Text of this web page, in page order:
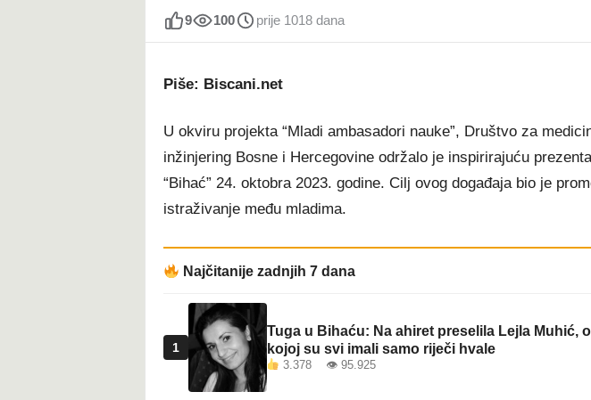
9 100 prije 1018 dana
Piše: Biscani.net
U okviru projekta “Mladi ambasadori nauke”, Društvo za
inžinjering Bosne i Hercegovine održalo je inspirirajuću
“Bihać” 24. oktobra 2023. godine. Cilj ovog događaja bio je
istraživanje među mladima.
Najčitanije zadnjih 7 dana
1
Tuga u Bihaću: Na ahiret preselila Lejla Muhić,
kojoj su svi imali samo riječi hvale
3.378 👁 95.925